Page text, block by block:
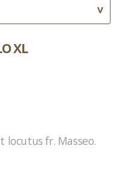
XL
locutus fr. Masseo.